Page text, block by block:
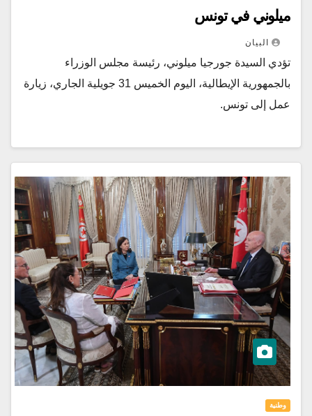
ميلوني في تونس
البيان
تؤدي السيدة جورجيا ميلوني، رئيسة مجلس الوزراء
بالجمهورية الإيطالية، اليوم الخميس 31 جويلية الجاري، زيارة
عمل إلى تونس.
وطنية